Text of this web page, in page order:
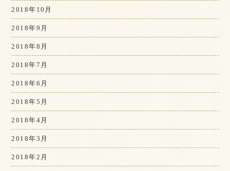
2018年10月
2018年9月
2018年8月
2018年7月
2018年6月
2018年5月
2018年4月
2018年3月
2018年2月